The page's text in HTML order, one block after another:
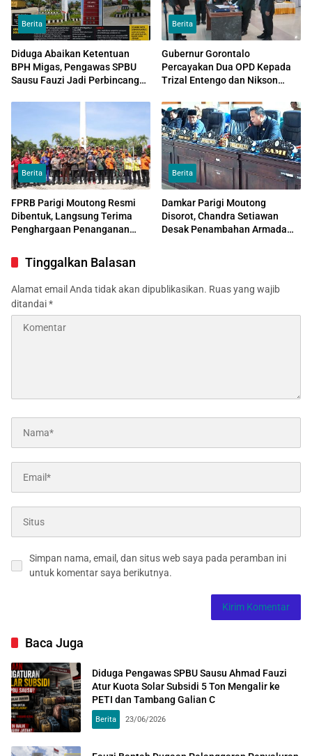
Berita
Diduga Abaikan Ketentuan
BPH Migas, Pengawas SPBU
Sausu Fauzi Jadi Perbincangan
Berita
Gubernur Gorontalo
Percayakan Dua OPD Kepada
Trizal Entengo dan Nikson
Berita
FPRB Parigi Moutong Resmi
Dibentuk, Langsung Terima
Penghargaan Penanganan
Berita
Damkar Parigi Moutong
Disorot, Chandra Setiawan
Desak Penambahan Armada
Tinggalkan Balasan
Alamat email Anda tidak akan dipublikasikan. Ruas yang wajib
ditandai*
Simpan nama, email, dan situs web saya pada peramban ini
untuk komentar saya berikutnya.
Baca Juga
Diduga Pengawas SPBU Sausu Ahmad Fauzi
Atur Kuota Solar Subsidi 5 Ton Mengalir ke
PETI dan Tambang Galian C
Berita 23/06/2026